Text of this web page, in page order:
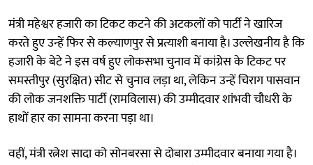
मंत्री महेश्वर हजारी का टिकट कटने की अटकलों को पार्टी ने खारिज
करते हुए उन्हें फिर से कल्याणपुर से प्रत्याशी बनाया है। उल्लेखनीय है कि
हजारी के बेटे ने इस वर्ष हुए लोकसभा चुनाव में कांग्रेस के टिकट पर
समस्तीपुर (सुरक्षित) सीट से चुनाव लड़ा था, लेकिन उन्हें चिराग पासवान
की लोक जनशक्ति पार्टी (रामविलास) की उम्मीदवार शांभवी चौधरी के
हाथों हार का सामना करना पड़ा था।
वहीं, मंत्री रत्नेश सादा को सोनबरसा से दोबारा उम्मीदवार बनाया गया है।